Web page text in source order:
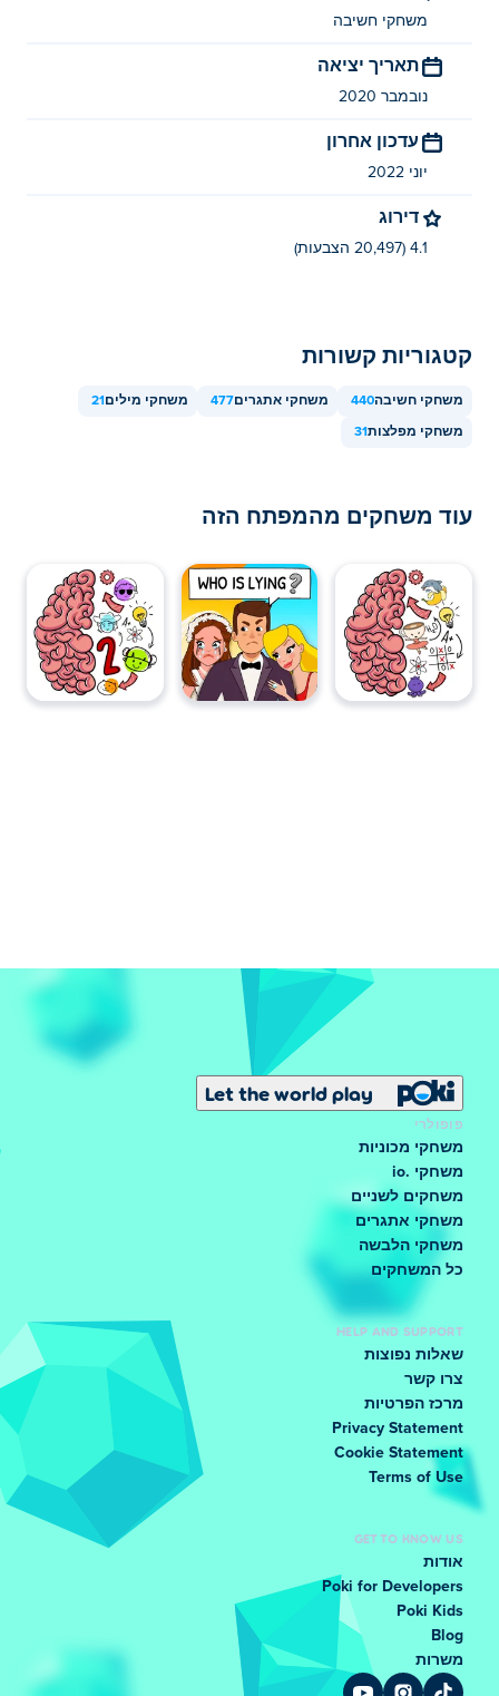
משחקי חשיבה
תאריך יציאה
נובמבר 2020
עדכון אחרון
יוני 2022
דירוג
4.1 (20,497 הצבעות)
קטגוריות קשורות
משחקי חשיבה440 משחקי אתגרים477 משחקי מילים 21
משחקי מפלצות31
עוד משחקים מהמפתח הזה
Let the world play
פופולרי
משחקי מכוניות
משחקי .io
משחקים לשניים
משחקי אתגרים
משחקי הלבשה
כל המשחקים
HELP AND SUPPORT
שאלות נפוצות
צרו קשר
מרכז הפרטיות
Privacy Statement
Cookie Statement
Terms of Use
GET TO KNOW US
אודות
Poki for Developers
Poki Kids
Blog
משרות